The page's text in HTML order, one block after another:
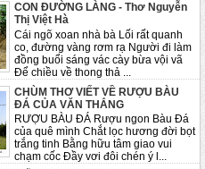
CON ĐƯỜNG LÀNG - Thơ Nguyễn
Thị Việt Hà
Cái ngõ xoan nhà bà Lối rất quanh
co, đường vàng rơm rạ Người đi làm
đồng buổi sáng vác cày bừa vội vã
Để chiều về thong thả ...
CHÙM THƠ VIẾT VỀ RƯỢU BÀU
ĐÁ CỦA VĂN THẮNG
RƯỢU BÀU ĐÁ Rượu ngon Bàu Đá
của quê mình Chắt lọc hương đời bọt
trắng tinh Bằng hữu tâm giao vui
chạm cốc Đầy vơi đôi chén ý l...